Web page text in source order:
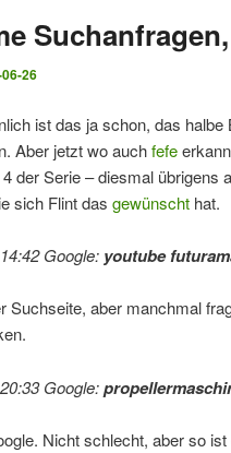
26
ist das ja schon, das
Aber jetzt wo auchfefe
4 der Serie – diesmal
sich Flint das gewünscht hat.
Google: youtube
Suchseite, aber manchmal
Google:
Nicht schlecht, aber so